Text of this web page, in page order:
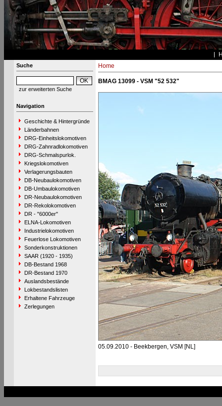
Suche
zur erweiterten Suche
Navigation
Geschichte & Hintergründe
Länderbahnen
DRG-Einheitslokomotiven
DRG-Zahnradlokomotiven
DRG-Schmalspurlok.
Kriegslokomotiven
Verlagerungsbauten
DB-Neubaulokomotiven
DB-Umbaulokomotiven
DR-Neubaulokomotiven
DR-Rekolokomotiven
DR - "6000er"
ELNA-Lokomotiven
Industrielokomotiven
Feuerlose Lokomotiven
Sonderkonstruktionen
SAAR (1920 - 1935)
DB-Bestand 1968
DR-Bestand 1970
Auslandsbestände
Lokbestandslisten
Erhaltene Fahrzeuge
Zerlegungen
Home
BMAG 13099 - VSM "52 532"
05.09.2010 - Beekbergen, VSM [NL]